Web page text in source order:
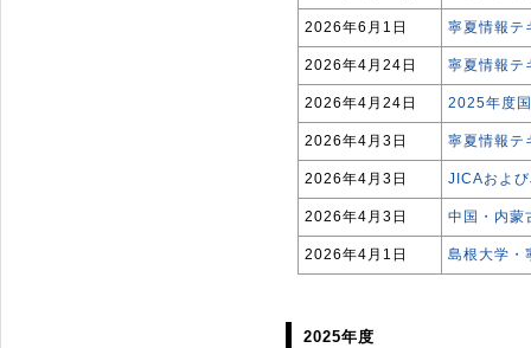
2026年6月1日 寧夏情報テ
2026年4月24日 寧夏情報テ
2026年4月24日 2025年度
2026年4月3日 寧夏情報
2026年4月3日 JICAおよ
2026年4月3日 中国・内蒙
2026年4月1日 島根大学・
2025年度